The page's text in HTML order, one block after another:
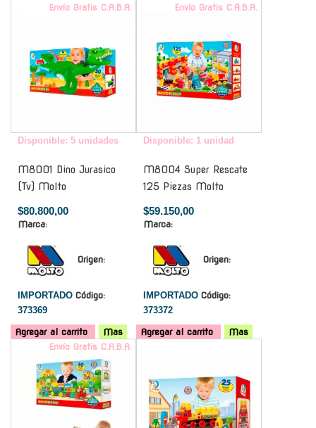
Envío Gratis C.A.B.A.
Disponible: 5 unidades
M8001 Dino Jurasico
(Tv) Molto
$80.800,00
Marca:
Origen:
IMPORTADO Código:
373369
Agregar al carrito Mas
Envío Gratis C.A.B.A.
Disponible: 1 unidad
M8004 Super Rescate
125 Piezas Molto
$59.150,00
Marca:
Origen:
IMPORTADO Código:
373372
Agregar al carrito
Mas
Envío Gratis C.A.B.A.